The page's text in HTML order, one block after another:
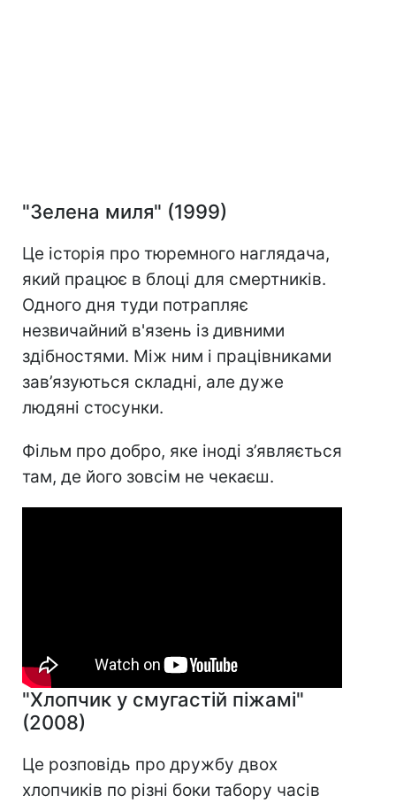
"Зелена миля" (1999)
Це історія про тюремного наглядача,
який працює в блоці для смертників.
Одного дня туди потрапляє
незвичайний в'язень із дивними
здібностями. Між ним і працівниками
зав’язуються складні, але дуже
людяні стосунки.
Фільм про добро, яке іноді з’являється
там, де його зовсім не чекаєш.
"Хлопчик у смугастій піжамі"
(2008)
Це розповідь про дружбу двох
хлопчиків по різні боки табору часів